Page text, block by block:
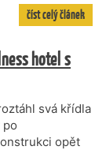
číst celý článek
hotel s
svá křídla
opět